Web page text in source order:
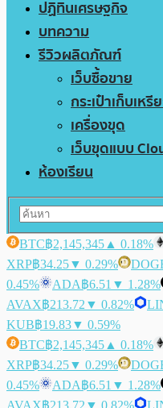
ปฏิทินเศรษฐกิจ
บทความ
รีวิวผลิตภัณฑ์
เว็บซื้อขาย
กระเป๋าเก็บเห
เครื่องขุด
เว็บขุดแบบ
ห้องเรียน
BTC฿2,145,345 ▲ 0.18%
XRP฿34.25▼ 0.29%
0.45%
ADA฿6.51 ▼ 1.28%
AVAX฿213.72 ▼ 0.82%
KUB฿19.83▼ 0.59%
BTC฿2,145,345 ▲ 0.18%
XRP฿34.25▼ 0.29%
0.45%
ADA฿6.51 ▼ 1.28%
AVAX฿213.72 ▼ 0.82%